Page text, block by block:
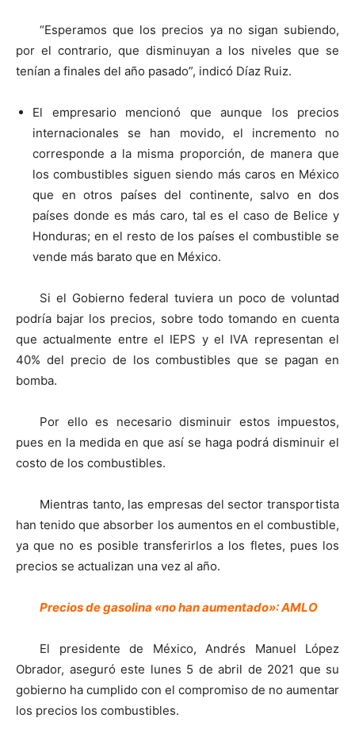
“Esperamos que los precios ya no sigan subiendo,
por el contrario, que disminuyan a los niveles que se
tenían a finales del año pasado”, indicó Díaz Ruiz.
El empresario mencionó que aunque los precios
internacionales se han movido, el incremento no
corresponde a la misma proporción, de manera que
los combustibles siguen siendo más caros en México
que en otros países del continente, salvo en dos
países donde es más caro, tal es el caso de Belice y
Honduras; en el resto de los países el combustible se
vende más barato que en México.
Si el Gobierno federal tuviera un poco de voluntad
podría bajar los precios, sobre todo tomando en cuenta
que actualmente entre el IEPS y el IVA representan el
40% del precio de los combustibles que se pagan en
bomba.
Por ello es necesario disminuir estos impuestos,
pues en la medida en que así se haga podrá disminuir el
costo de los combustibles.
Mientras tanto, las empresas del sector transportista
han tenido que absorber los aumentos en el combustible,
ya que no es posible transferirlos a los fletes, pues los
precios se actualizan una vez al año.
Precios de gasolina «no han aumentado»: AMLO
El presidente de México, Andrés Manuel López
Obrador, aseguró este lunes 5 de abril de 2021 que su
gobierno ha cumplido con el compromiso de no aumentar
los precios los combustibles.